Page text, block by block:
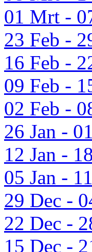
01 Mrt -
23 Feb -
16 Feb -
09 Feb -
02 Feb -
26 Jan -
12 Jan -
05 Jan -
29 Dec -
22 Dec -
15 Dec -